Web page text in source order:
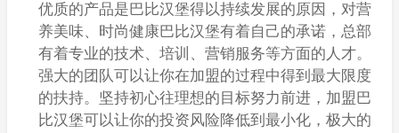
优质的产品是巴比汉堡得以持续发展的原因，对营
养美味、时尚健康巴比汉堡有着自己的承诺，总部
有着专业的技术、培训、营销服务等方面的人才。
强大的团队可以让你在加盟的过程中得到最大限度
的扶持。坚持初心往理想的目标努力前进，加盟巴
比汉堡可以让你的投资风险降低到最小化，极大的